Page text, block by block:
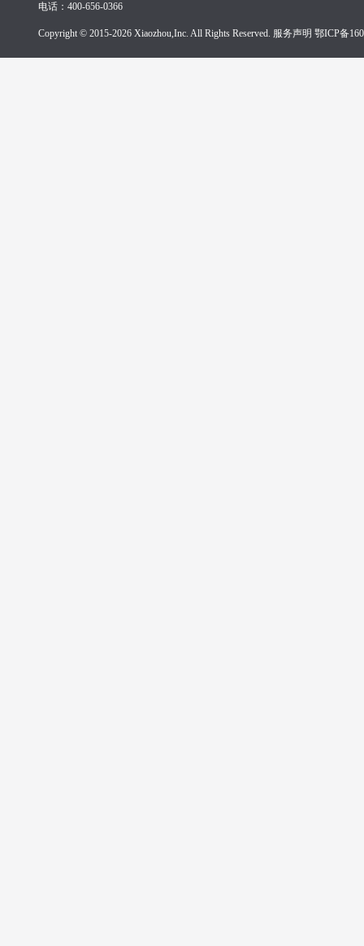
电话：400-656-0366
Copyright © 2015-2026 Xiaozhou,Inc. All Rights Reserved. 服务声明 鄂ICP备